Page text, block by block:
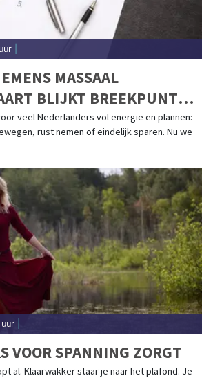
MASSAAL
BLIJKT BREEKPUNT
veel Nederlanders vol energie en plannen:
rust nemen of eindelijk sparen. Nu we
VOOR SPANNING ZORGT
al. Klaarwakker staar je naar het plafond. Je